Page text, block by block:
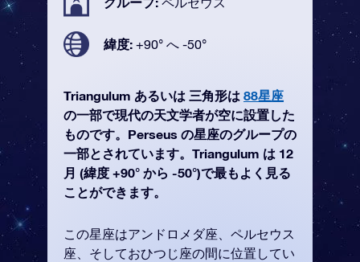
緯度: +90° へ -50°
Triangulum あるいは 三角形は 88星座
の一部で現代の天文学者が空に設置した
ものです。Perseus の星座のグループの
一部とされています。Triangulum は 12
月 (緯度 +90° から -50°)で最もよく見る
ことができます。
この星座はアンドロメダ座、ペルセウス
座、そしておひつじ座の間に位置してい